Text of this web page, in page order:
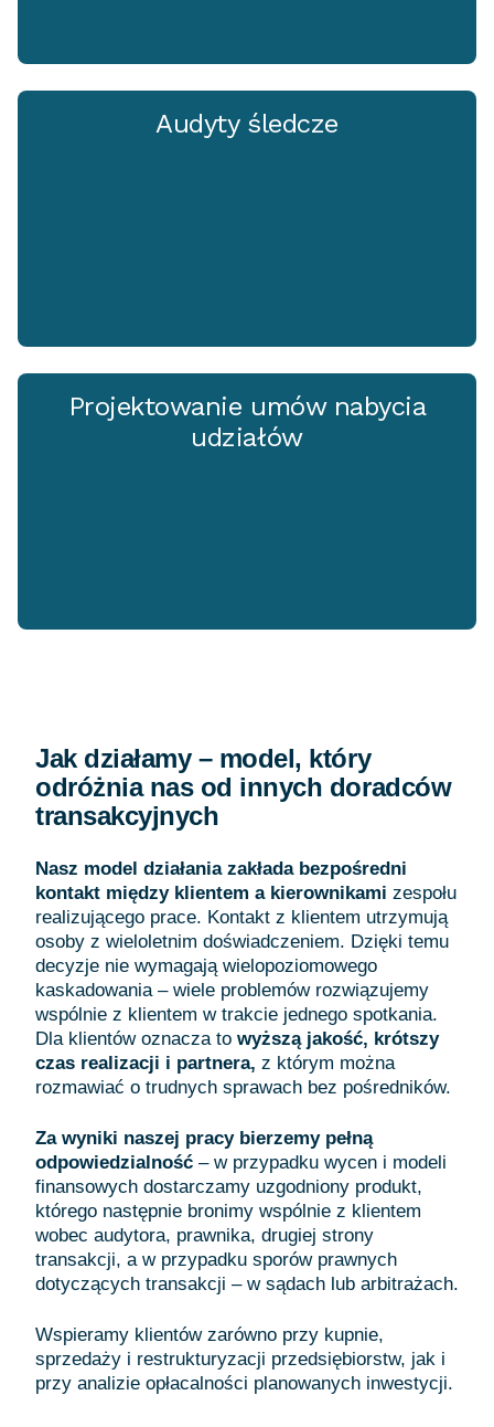
Audyty śledcze
Projektowanie umów nabycia
udziałów
Jak działamy – model, który
odróżnia nas od innych doradców
transakcyjnych
Nasz model działania zakłada bezpośredni
kontakt między klientem a kierownikami zespołu
realizującego prace. Kontakt z klientem utrzymują
osoby z wieloletnim doświadczeniem. Dzięki temu
decyzje nie wymagają wielopoziomowego
kaskadowania – wiele problemów rozwiązujemy
wspólnie z klientem w trakcie jednego spotkania.
Dla klientów oznacza to wyższą jakość, krótszy
czas realizacji i partnera, z którym można
rozmawiać o trudnych sprawach bez pośredników.
Za wyniki naszej pracy bierzemy pełną
odpowiedzialność – w przypadku wycen i modeli
finansowych dostarczamy uzgodniony produkt,
którego następnie bronimy wspólnie z klientem
wobec audytora, prawnika, drugiej strony
transakcji, a w przypadku sporów prawnych
dotyczących transakcji – w sądach lub arbitrażach.
Wspieramy klientów zarówno przy kupnie,
sprzedaży i restrukturyzacji przedsiębiorstw, jak i
przy analizie opłacalności planowanych inwestycji.